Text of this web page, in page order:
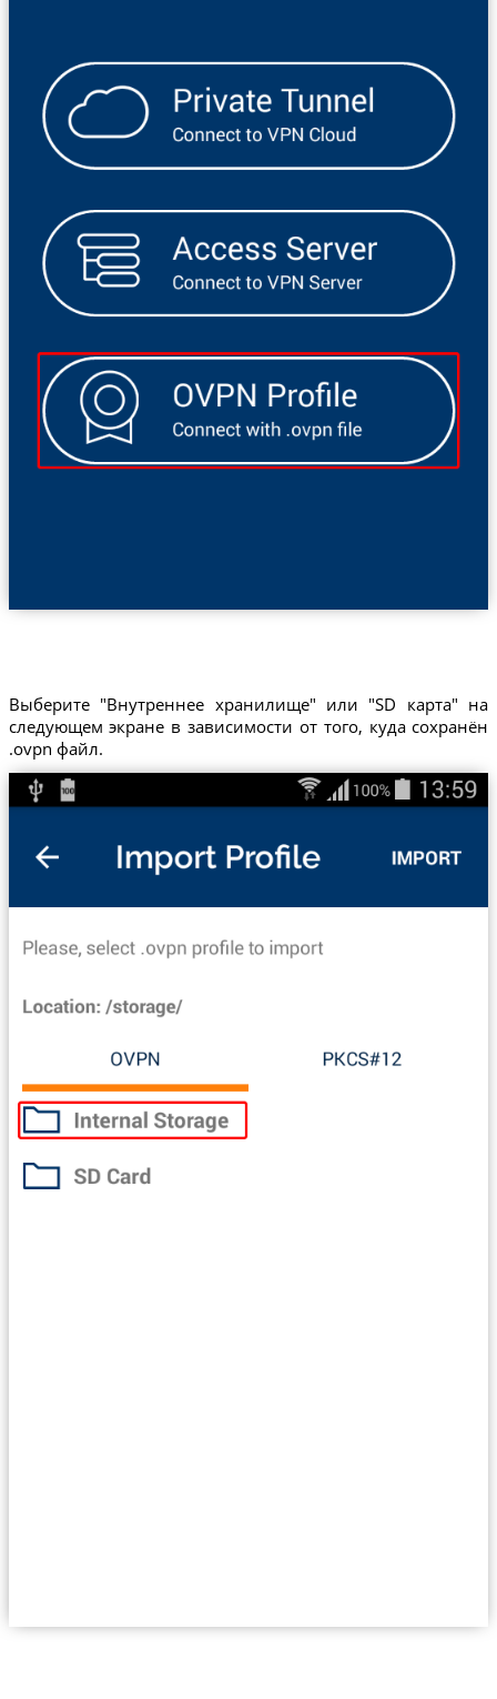
Выберите "Внутреннее хранилище" или "SD карта" на
следующем экране в зависимости от того, куда сохранён
.ovpn файл.